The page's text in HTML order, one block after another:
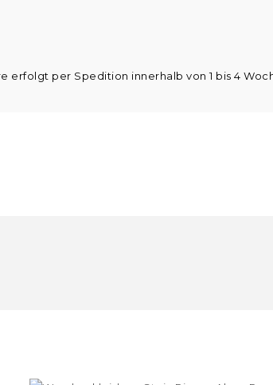
per Spedition innerhalb von 1 bis 4